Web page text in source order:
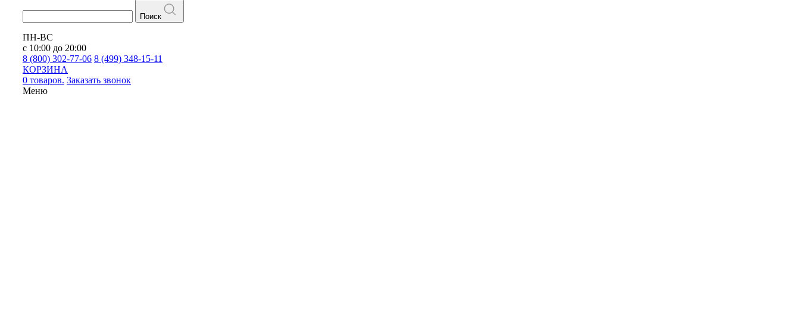
Поиск
ПН-ВС
с 10:00 до 20:00
8 (800) 302-77-06 8 (499) 348-15-11
КОРЗИНА
0 товаров. Заказать звонок
Меню